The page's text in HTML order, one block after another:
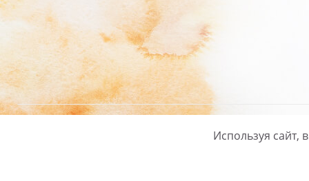
Политика
Используя сайт,